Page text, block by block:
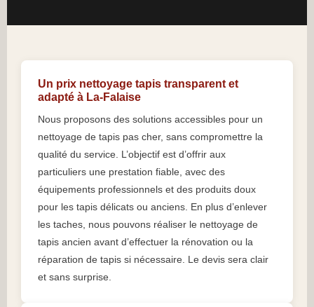
Un prix nettoyage tapis transparent et
adapté à La-Falaise
Nous proposons des solutions accessibles pour un
nettoyage de tapis pas cher, sans compromettre la
qualité du service. L’objectif est d’offrir aux
particuliers une prestation fiable, avec des
équipements professionnels et des produits doux
pour les tapis délicats ou anciens. En plus d’enlever
les taches, nous pouvons réaliser le nettoyage de
tapis ancien avant d’effectuer la rénovation ou la
réparation de tapis si nécessaire. Le devis sera clair
et sans surprise.